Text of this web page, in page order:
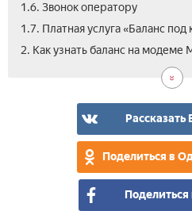
1.6. Звонок оператору
1.7. Платная услуга «Баланс
2. Как узнать баланс на модеме
Рассказать
Поделиться в
Поделиться